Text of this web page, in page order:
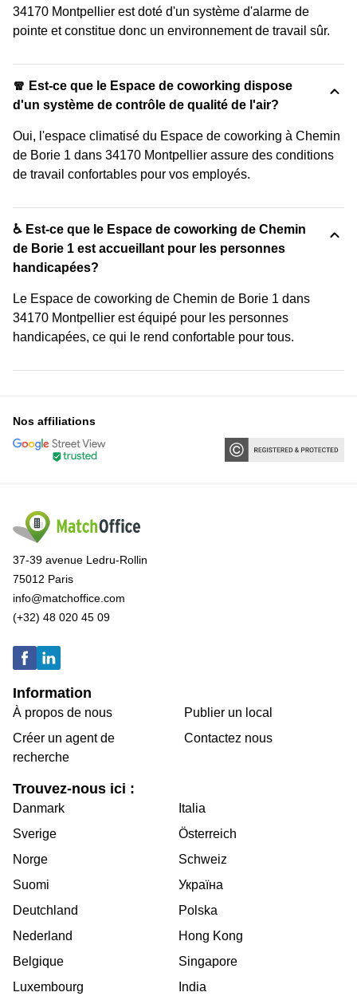
34170 Montpellier est doté d'un système d'alarme de
pointe et constitue donc un environnement de travail sûr.
🧣 Est-ce que le Espace de coworking dispose
d'un système de contrôle de qualité de l'air?
Oui, l'espace climatisé du Espace de coworking à Chemin
de Borie 1 dans 34170 Montpellier assure des conditions
de travail confortables pour vos employés.
♿ Est-ce que le Espace de coworking de Chemin
de Borie 1 est accueillant pour les personnes
handicapées?
Le Espace de coworking de Chemin de Borie 1 dans
34170 Montpellier est équipé pour les personnes
handicapées, ce qui le rend confortable pour tous.
Nos affiliations
37-39 avenue Ledru-Rollin
75012 Paris
info@matchoffice.com
(+32) 48 020 45 09
Information
À propos de nous
Créer un agent de
recherche
Publier un local
Contactez nous
Trouvez-nous ici :
Danmark
Sverige
Norge
Suomi
Deutchland
Nederland
Belgique
Luxembourg
Italia
Österreich
Schweiz
Україна
Polska
Hong Kong
Singapore
India